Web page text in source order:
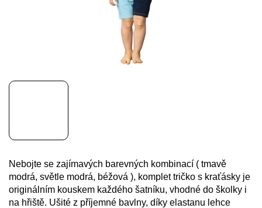
Nebojte se zajímavých barevných kombinací ( tmavě
modrá, světle modrá, béžová ), komplet tričko s kraťásky je
originálním kouskem každého šatníku, vhodné do školky i
na hřiště. Ušité z příjemné bavlny, díky elastanu lehce